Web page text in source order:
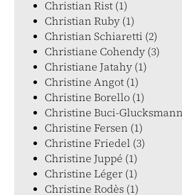
Christian Rist (1)
Christian Ruby (1)
Christian Schiaretti (2)
Christiane Cohendy (3)
Christiane Jatahy (1)
Christine Angot (1)
Christine Borello (1)
Christine Buci-
Christine Fersen (1)
Christine Friedel (3)
Christine Juppé (1)
Christine Léger (1)
Christine Rodès (1)